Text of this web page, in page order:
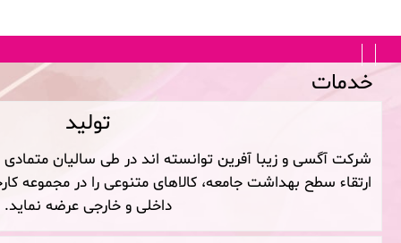
خدمات
تولید
شرکت آگسی و زیبا آفرین توانسته اند در طی سالیان
ارتقاء سطح بهداشت جامعه، کالاهای متنوعی را در مجموعه
داخلی و خارجی عرضه نماید.